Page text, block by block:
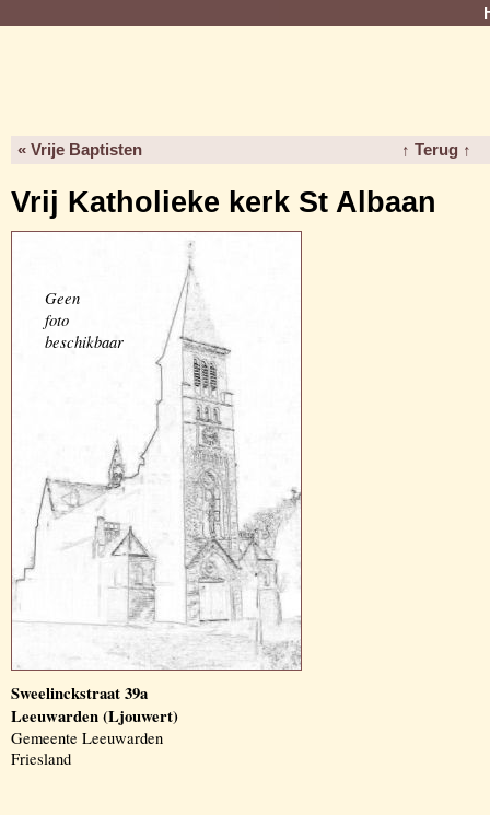
« Vrije Baptisten ↑ Terug ↑
Vrij Katholieke kerk St Albaan
Geen
foto
beschikbaar
Sweelinckstraat 39a
Leeuwarden (Ljouwert)
Gemeente Leeuwarden
Friesland